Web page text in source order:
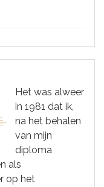
Het was alweer
in 1981 dat ik,
na het behalen
van mijn
diploma
als
op het